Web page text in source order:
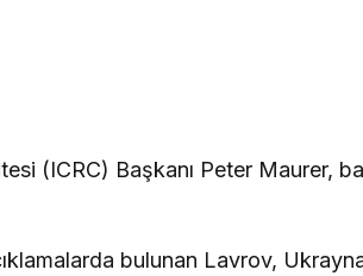
(ICRC) Başkanı Peter Maurer,
bulunan Lavrov,